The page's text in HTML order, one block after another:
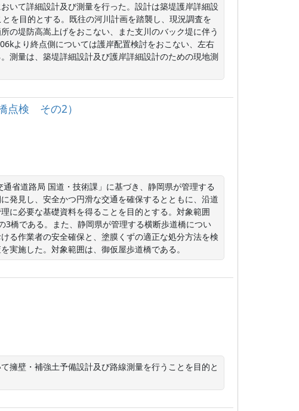
いて詳細設計及び測量を行った。設計は築堤護岸詳細設
を目的とする。既往の河川計画を踏襲し、現況調査を
の堤防高嵩上げをおこない、また支川のバック堤に伴う
より終点側については護岸配置検討をおこない、左右
測量は、築堤詳細設計及び護岸詳細設計のための現地測
点検 その2）
省道路局 国道・技術課」に基づき、静岡県が管理する
発見し、安全かつ円滑な交通を確保するとともに、沿道
に必要な基礎資料を得ることを目的とする。対象範囲
橋である。また、静岡県が管理する横断歩道橋につい
る作業者の安全確保と、塗膜くずの適正な処分方法を検
実施した。対象範囲は、御仮屋歩道橋である。
擁壁・補強土予備設計及び路線測量を行うことを目的と